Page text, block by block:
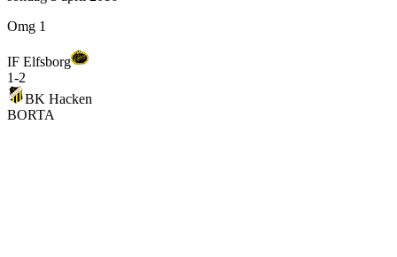
Omg 1
IF Elfsborg
1-2
BK Hacken
BORTA